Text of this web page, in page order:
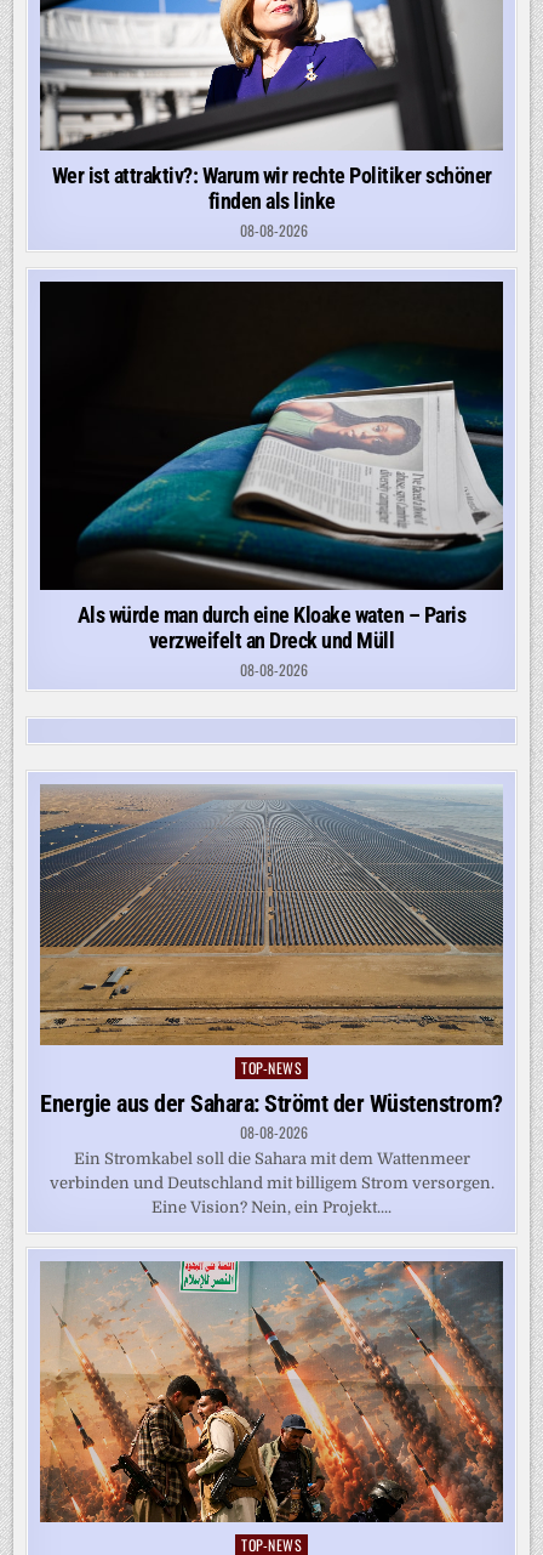
Wer ist attraktiv?: Warum wir rechte Politiker schöner
finden als linke
08-08-2026
Als würde man durch eine Kloake waten – Paris
verzweifelt an Dreck und Müll
08-08-2026
Posted
TOP-NEWS
Energie aus der Sahara: Strömt der Wüstenstrom?
08-08-2026
Ein Stromkabel soll die Sahara mit dem Wattenmeer
verbinden und Deutschland mit billigem Strom versorgen.
Eine Vision? Nein, ein Projekt....
Posted
TOP-NEWS